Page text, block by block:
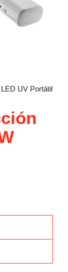
UV Portátil